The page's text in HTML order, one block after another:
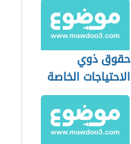
حقوق ذوي
الاحتياجات الخاصة